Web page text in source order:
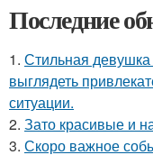
Последние
1. Стильная девушка
выглядеть
ситуации.
2. Зато красивые и
3. Скоро важное